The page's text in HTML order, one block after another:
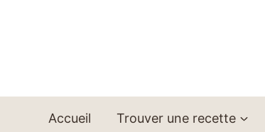
Accueil Trouver une recette